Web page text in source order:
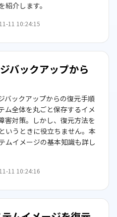
介します。
11 10:24:15
バックアップから
ックアップからの復元手順
ム全体を丸ごと保存するイメ
害対策。しかし、復元方法を
いうときに役立ちません。本
ムイメージの基本知識も詳し
11 10:24:16